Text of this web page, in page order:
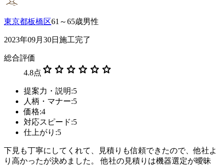
東京都板橋区61～65歳男性
2023年09月30日施工完了
総合評価
4.8点 star star star star star star
提案力・説明:5
人柄・マナー:5
価格:4
対応スピード:5
仕上がり:5
下見も丁寧にしてくれて、見積りも信頼できたので、他社よ
り高かったが決めました。 他社の見積りは機器選定が曖昧